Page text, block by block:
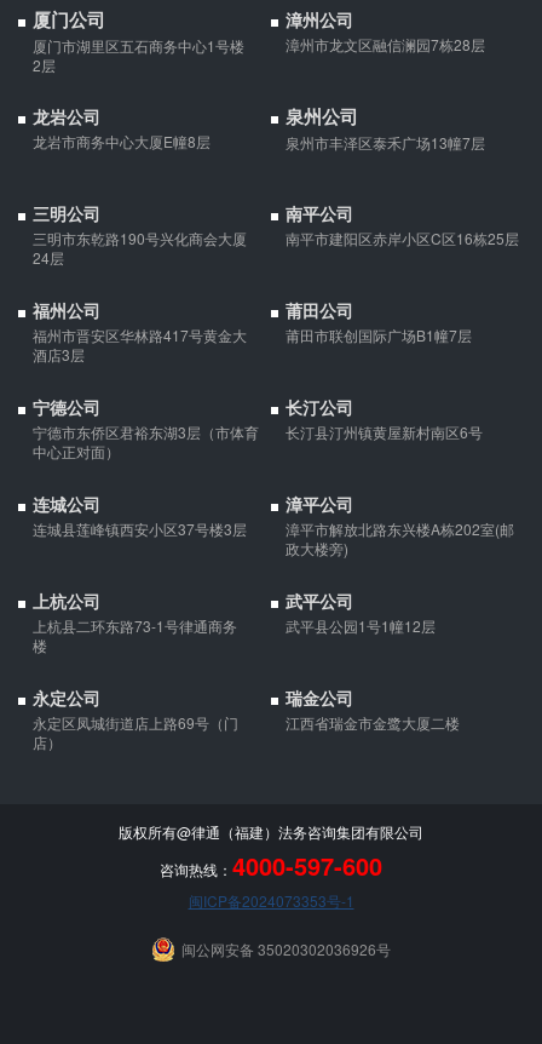
婚前协议的主要目的是对双方各自的财产和债务范围以及权利归属
等问题实现作出约定，以免将来离婚或一方死亡是产生争议。
婚内财产公证在哪边公证处申请
夫妻财产约定协议公证由当事人一方的住所地或协议签订地公证处
支票有效期
出借人只提供微信转账凭证，只能证明双方的借贷关系生效，但是
不能证明双方存在借款关系。
夫妻一方死亡后,债务怎么处理？
债权人就婚姻关系存续期间夫妻一方以个人名义所负债务主张权利
厦门公司
厦门市湖里区五石商务中心1号楼
2层
漳州公司
漳州市龙文区融信澜园7栋28层
龙岩公司
龙岩市商务中心大厦E幢8层
泉州公司
泉州市丰泽区泰禾广场13幢7层
三明公司
三明市东乾路190号兴化商会大厦
24层
南平公司
南平市建阳区赤岸小区C区16栋25层
福州公司
福州市晋安区华林路417号黄金大
酒店3层
莆田公司
莆田市联创国际广场B1幢7层
宁德公司
宁德市东侨区君裕东湖3层（市体育
中心正对面）
长汀公司
长汀县汀州镇黄屋新村南区6号
连城公司
连城县莲峰镇西安小区37号楼3层
漳平公司
漳平市解放北路东兴楼A栋202室(邮
政大楼旁)
上杭公司
上杭县二环东路73-1号律通商务
楼
武平公司
武平县公园1号1幢12层
永定公司
永定区凤城街道店上路69号（门
店）
瑞金公司
江西省瑞金市金鹭大厦二楼
版权所有@律通（福建）法务咨询集团有限公司
咨询热线： 4000-597-600
闽ICP备2024073353号-1
闽公网安备 35020302036926号